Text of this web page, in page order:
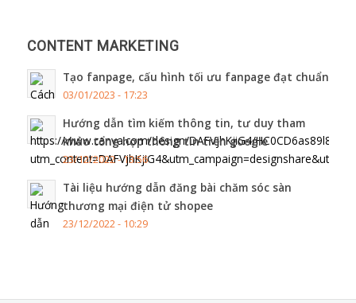
CONTENT MARKETING
Tạo fanpage, cấu hình tối ưu fanpage đạt chuẩn
03/01/2023 - 17:23
Hướng dẫn tìm kiếm thông tin, tư duy tham
khảo tổng hợp thông tin trên google
23/12/2022 - 13:56
Tài liệu hướng dẫn đăng bài chăm sóc sàn
thương mại điện tử shopee
23/12/2022 - 10:29